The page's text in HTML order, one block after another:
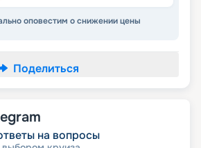
оповестим о снижении цены
Поделиться
на вопросы